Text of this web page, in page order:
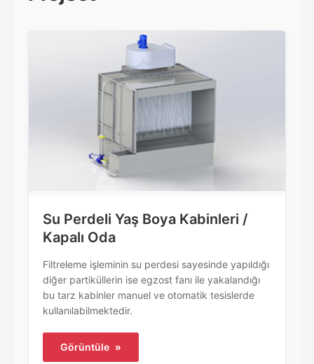
Su Perdeli Yaş Boya Kabinleri /
Kapalı Oda
Filtreleme işleminin su perdesi sayesinde yapıldığı
diğer partiküllerin ise egzost fanı ile yakalandığı
bu tarz kabinler manuel ve otomatik tesislerde
kullanılabilmektedir.
Görüntüle »